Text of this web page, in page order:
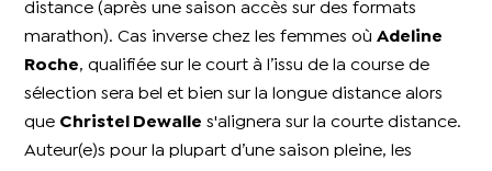
distance (après une saison accès sur des formats
marathon). Cas inverse chez les femmes oùAdeline
Roche, qualifiée sur le court à l’issu de la course de
sélection sera bel et bien sur la longue distance alors
que Christel Dewalle s'alignera sur la courte distance.
Auteur(e)s pour la plupart d’une saison pleine, les